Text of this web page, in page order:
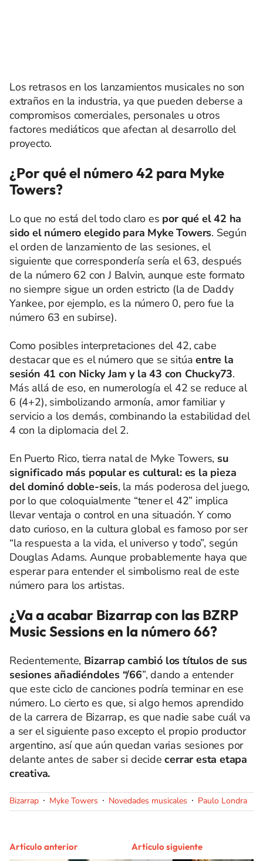
Los retrasos en los lanzamientos musicales no son
extraños en la industria, ya que pueden deberse a
compromisos comerciales, personales u otros
factores mediáticos que afectan al desarrollo del
proyecto.
¿Por qué el número 42 para Myke
Towers?
Lo que no está del todo claro es por qué el 42 ha
sido el número elegido para Myke Towers. Según
el orden de lanzamiento de las sesiones, el
siguiente que correspondería sería el 63, después
de la número 62 con J Balvin, aunque este formato
no siempre sigue un orden estricto (la de Daddy
Yankee, por ejemplo, es la número 0, pero fue la
número 63 en subirse).
Como posibles interpretaciones del 42, cabe
destacar que es el número que se sitúaentre la
sesión 41 con Nicky Jam y la 43 con Chucky73.
Más allá de eso, en numerología el 42 se reduce al
6 (4+2), simbolizando armonía, amor familiar y
servicio a los demás, combinando la estabilidad del
4 con la diplomacia del 2.
En Puerto Rico, tierra natal de Myke Towers, su
significado más popular es cultural: es la pieza
del dominó doble-seis, la más poderosa del juego,
por lo que coloquialmente “tener el 42” implica
llevar ventaja o control en una situación. Y como
dato curioso, en la cultura global es famoso por ser
“la respuesta a la vida, el universo y todo”, según
Douglas Adams. Aunque probablemente haya que
esperar para entender el simbolismo real de este
número para los artistas.
¿Va a acabar Bizarrap con las BZRP
Music Sessions en la número 66?
Recientemente, Bizarrap cambió los títulos de sus
sesiones añadiéndoles “/66”, dando a entender
que este ciclo de canciones podría terminar en ese
número. Lo cierto es que, si algo hemos aprendido
de la carrera de Bizarrap, es que nadie sabe cuál va
a ser el siguiente paso excepto el propio productor
argentino, así que aún quedan varias sesiones por
delante antes de saber si decide cerrar esta etapa
creativa.
Bizarrap Myke Towers Novedades musicales Paulo Londra
Artículo anterior Artículo siguiente